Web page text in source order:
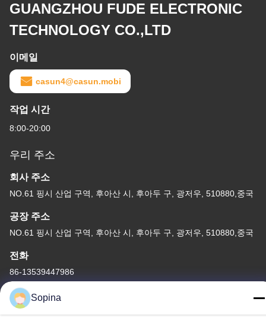
GUANGZHOU FUDE ELECTRONIC
TECHNOLOGY CO.,LTD
이메일
casun4@casun.mobi
작업 시간
8:00-20:00
우리 주소
회사 주소
NO.61 핑시 산업 구역, 후아산 시, 후아두 구, 광저우, 510880,중국
공장 주소
NO.61 핑시 산업 구역, 후아산 시, 후아두 구, 광저우, 510880,중국
전화
86-13539447986
Sopina